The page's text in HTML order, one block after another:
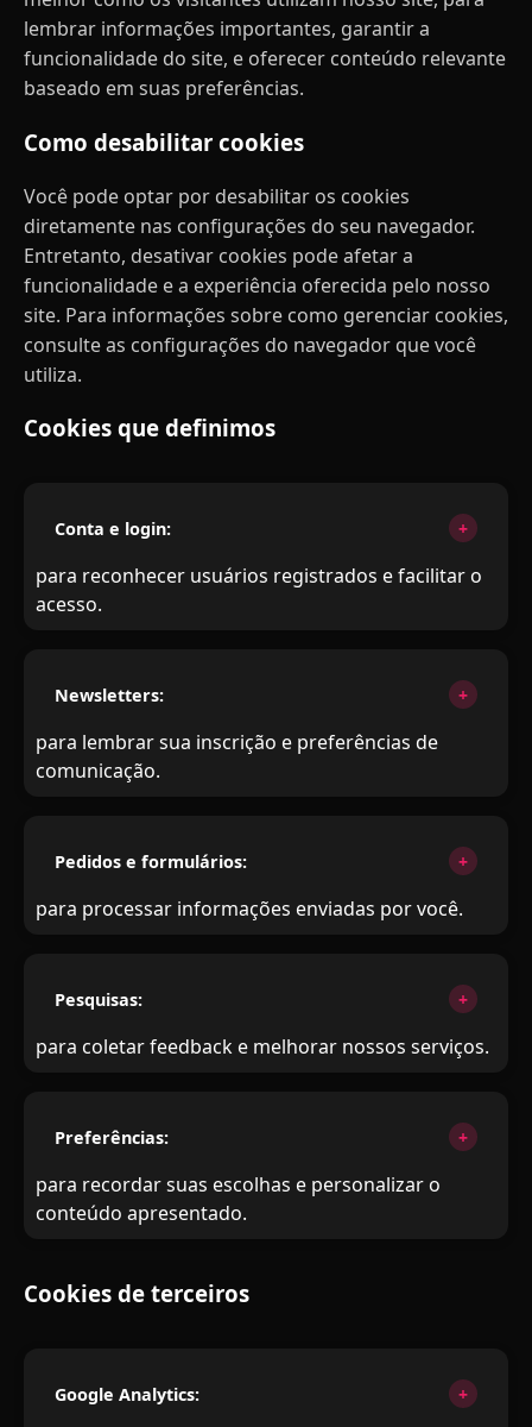
lembrar informações importantes, garantir a
funcionalidade do site, e oferecer conteúdo relevante
baseado em suas preferências.
Como desabilitar cookies
Você pode optar por desabilitar os cookies
diretamente nas configurações do seu navegador.
Entretanto, desativar cookies pode afetar a
funcionalidade e a experiência oferecida pelo nosso
site. Para informações sobre como gerenciar cookies,
consulte as configurações do navegador que você
utiliza.
Cookies que definimos
Conta e login:
para reconhecer usuários registrados e facilitar o
acesso.
Newsletters:
para lembrar sua inscrição e preferências de
comunicação.
Pedidos e formulários:
para processar informações enviadas por você.
Pesquisas:
para coletar feedback e melhorar nossos serviços.
Preferências:
para recordar suas escolhas e personalizar o
conteúdo apresentado.
Cookies de terceiros
Google Analytics: